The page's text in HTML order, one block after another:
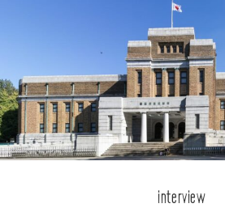
interview